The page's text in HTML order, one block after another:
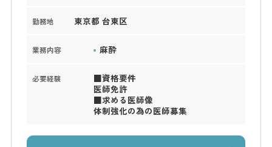
勤務地 東京都 台東区
業務内容 麻酔
必要経験
■資格要件
医師免許
■求める医師像
体制強化の為の医師募集